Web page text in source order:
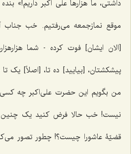
داشتی، ما هزارها علی اکبر داریم!»
موقع نمازجمعه می‌رفتیم. خب
[الان ایشان] فوت کرده - شما
پیشکشتان، [بیایید] ده تا، [اصلاً] یک
من بگویم این حضرت علی‌اکبر چه
نیست! خب حالا فرض کنید یک
قضیّۀ عاشورا چیست؟! چطور تصور